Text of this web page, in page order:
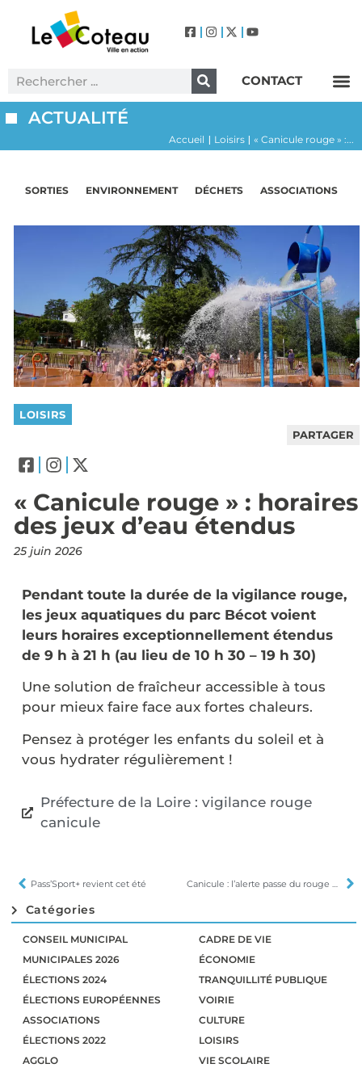
CONTACT
ACTUALITÉ
Accueil | Loisirs | « Canicule rouge » :...
SORTIES ENVIRONNEMENT DÉCHETS ASSOCIATIONS
LOISIRS
PARTAGER
« Canicule rouge » : horaires
des jeux d’eau étendus
25 juin 2026
Pendant toute la durée de la vigilance rouge,
les jeux aquatiques du parc Bécot voient
leurs horaires exceptionnellement étendus
de 9 h à 21 h (au lieu de 10 h 30 – 19 h 30)
Une solution de fraîcheur accessible à tous
pour mieux faire face aux fortes chaleurs.
Pensez à protéger les enfants du soleil et à
vous hydrater régulièrement !
Préfecture de la Loire : vigilance rouge
canicule
Pass’Sport+ revient cet été
Catégories
CONSEIL MUNICIPAL
MUNICIPALES 2026
ÉLECTIONS 2024
ÉLECTIONS EUROPÉENNES
ASSOCIATIONS
ÉLECTIONS 2022
AGGLO
CADRE DE VIE
ÉCONOMIE
TRANQUILLITÉ PUBLIQUE
VOIRIE
CULTURE
LOISIRS
VIE SCOLAIRE